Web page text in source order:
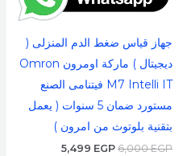
جهاز قياس ضغط الدم المنزلى (
ديجيتال ) ماركة اومرون Omron
M7 Intelli IT فيتنامى الصنع
مستورد ضمان 5 سنوات ( يعمل
بتقنية بلوتوث من امرون )
6,000EGP
5,499 EGP